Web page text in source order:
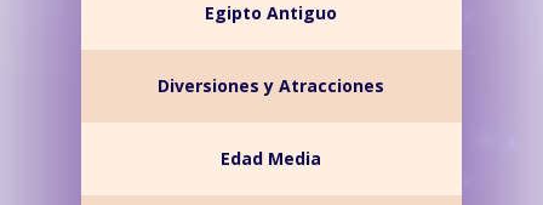
Egipto Antiguo
Diversiones y Atracciones
Edad Media